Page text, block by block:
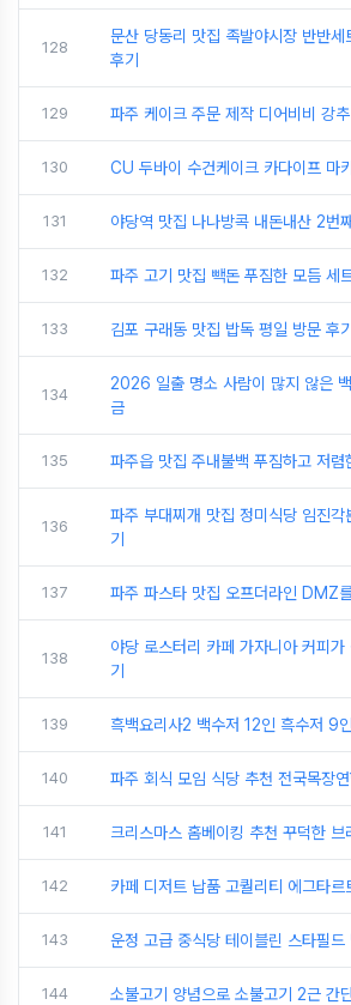
128
문산 당동리 맛집 족발야시장 반반
후기
129 파주 케이크 주문 제작 디어비비 강
130 CU 두바이 수건케이크 카다이프 마
131 야당역 맛집 나나방콕 내돈내산 2번
132 파주 고기 맛집 빽돈 푸짐한 모듬 세
133 김포 구래동 맛집 밥독 평일 방문 후기
134
2026 일출 명소 사람이 많지 않은
금
135 파주읍 맛집 주내불백 푸짐하고 저렴
136
파주 부대찌개 맛집 정미식당 임진
기
137 파주 파스타 맛집 오프더라인 DMZ
138
야당 로스터리 카페 가자니아 커피
기
139 흑백요리사2 백수저 12인 흑수저 9
140 파주 회식 모임 식당 추천 전국목장
141 크리스마스 홈베이킹 추천 꾸덕한 브
142 카페 디저트 납품 고퀄리티 에그타르
143 운정 고급 중식당 테이블린 스타필드
144 소불고기 양념으로 소불고기 2근 간